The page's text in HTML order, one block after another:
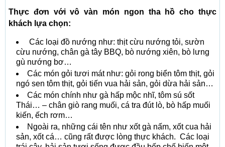
Thực đơn với vô vàn món ngon tha hồ cho thực
khách lựa chọn:
Các loại đồ nướng như: thịt cừu nướng tỏi, sườn
cừu nướng, chân gà tây BBQ, bò nướng xiên, bò lưng
gù nướng bơ…
Các món gỏi tươi mát như: gỏi rong biển tôm thịt, gỏi
ngó sen tôm thịt, gỏi tiến vua hải sản, gỏi dừa hải sản…
Các món chính như gà hấp mộc nhĩ, tôm sú sốt
Thái… – chân giò rang muối, cá tra đút lò, bò hấp muối
kiến, ếch rơm…
Ngoài ra, những cái tên như xốt gà nấm, xốt cua hải
sản, xốt cá… cũng rất được lòng thực khách. Các loại